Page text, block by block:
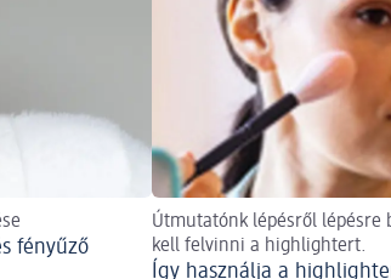
fényűző
Útmutatónk lépésről lépésre
kell felvinni a highlightert.
Így használja a